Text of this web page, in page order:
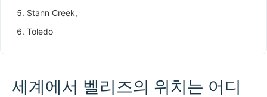
Stann Creek,
Toledo
세계에서 벨리즈의 위치는 어디